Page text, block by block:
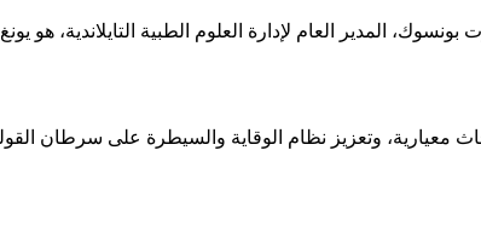
معيارية، وتعزيز نظام الوقاية والسيطرة على سرطان